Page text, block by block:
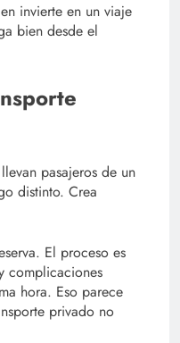
invierte en un viaje
bien desde el
pasajeros de un
distinto. Crea
El proceso es
complicaciones
hora. Eso parece
privado no